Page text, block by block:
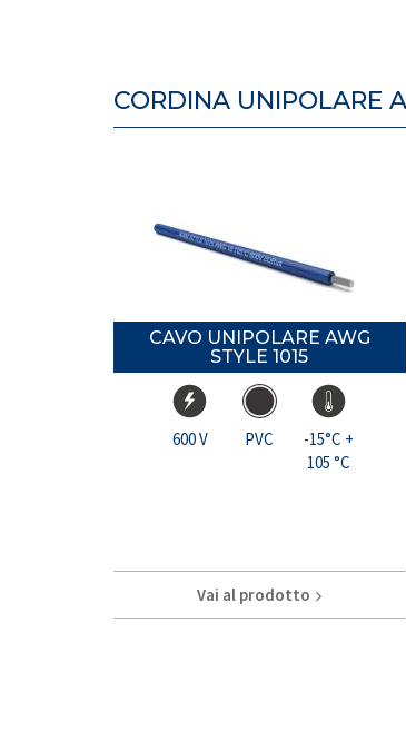
CORDINA UNIPOLARE
CAVO UNIPOLARE AWG
STYLE 1015
600 V PVC
-15°C +
105 °C
Vai al prodotto